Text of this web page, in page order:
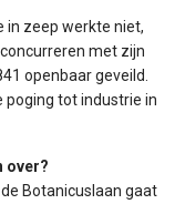
in zeep werkte niet,
met zijn
openbaar geveild.
poging tot industrie in
over?
Botanicuslaan gaat